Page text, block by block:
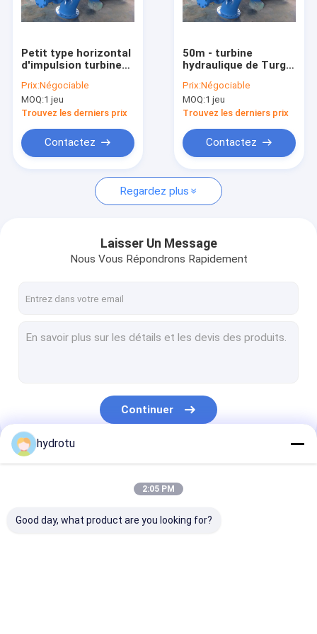
Visite d'usine
Nouvelles
Cas
Turbine Pelton Hydro
Turbine Francis Hydro
Ampoule Turbine hydroélectrique
Turbine Pelton Runner
Vanne papillon à brides
Petit type horizontal
d'impulsion turbine
Turgo/turbine de
l'eau avec le
générateur et
électrique
Prix:Négociable
MOQ:1 jeu
Trouvez les derniers prix
Contactez
50m - turbine
hydraulique de Turgo
250m/turbine de
l'eau pour 100kw -
projet de
2000KW
Prix:Négociable
MOQ:1 jeu
Trouvez les derniers prix
Contactez
Regardez plus
Laisser Un Message
Nous Vous Répondrons Rapidement
Continuer
Nos Catégories
hydrotu
2:05 PM
Good day, what product are you looking for?